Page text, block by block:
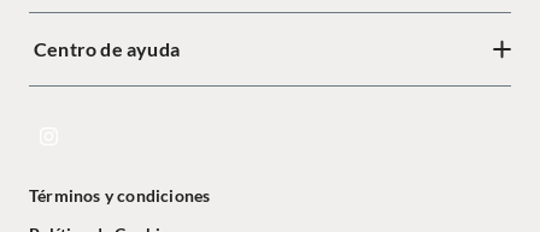
Centro de ayuda
Términos y condiciones